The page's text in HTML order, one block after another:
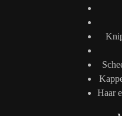
Haar